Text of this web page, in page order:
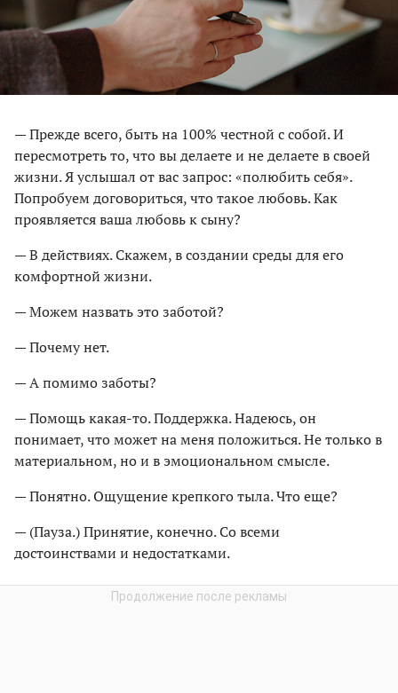
— Прежде всего, быть на 100% честной с собой. И
пересмотреть то, что вы делаете и не делаете в своей
жизни. Я услышал от вас запрос: «полюбить себя».
Попробуем договориться, что такое любовь. Как
проявляется ваша любовь к сыну?
— В действиях. Скажем, в создании среды для его
комфортной жизни.
— Можем назвать это заботой?
— Почему нет.
— А помимо заботы?
— Помощь какая-то. Поддержка. Наде­юсь, он
понимает, что может на меня положиться. Не только в
материальном, но и в эмоциональном смысле.
— Понятно. Ощущение крепкого тыла. Что еще?
— (Пауза.) Принятие, конечно. Со всеми
достоинствами и недостатками.